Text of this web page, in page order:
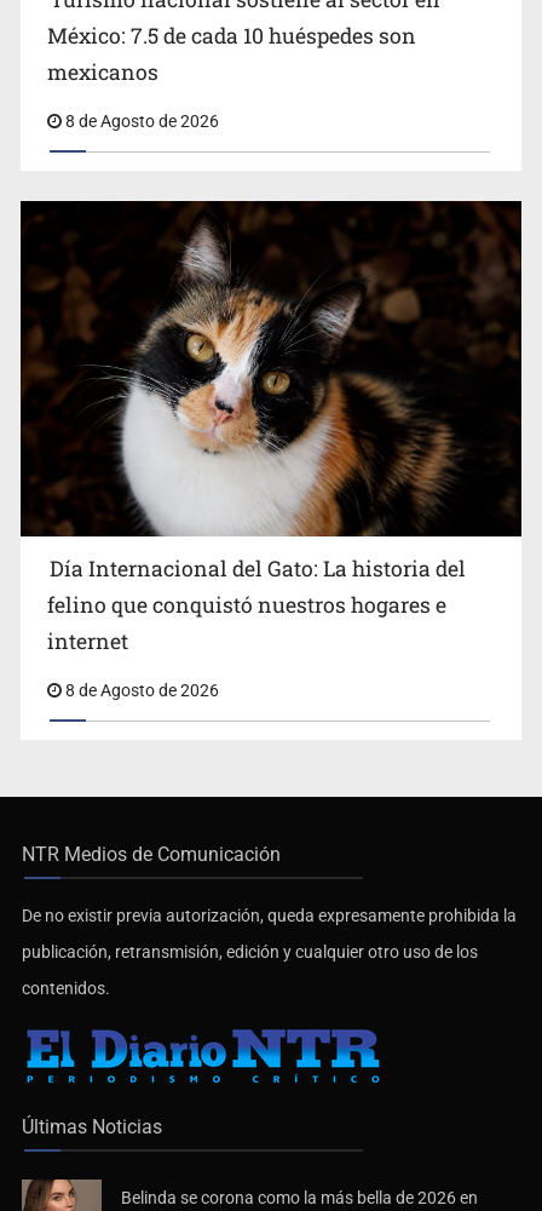
Belinda se corona como la más bella de 2026 en People
México: 7.5 de cada 10 huéspedes son
mexicanos
8 de Agosto de 2026
Día Internacional del Gato: La historia del
felino que conquistó nuestros hogares e
internet
8 de Agosto de 2026
NTR Medios de Comunicación
De no existir previa autorización, queda expresamente prohibida la
publicación, retransmisión, edición y cualquier otro uso de los
contenidos.
Últimas Noticias
Belinda se corona como la más bella de 2026 en